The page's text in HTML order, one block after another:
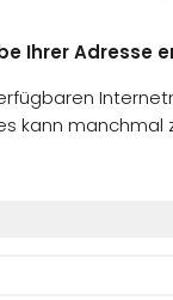
Ihrer Adresse
kann manchmal